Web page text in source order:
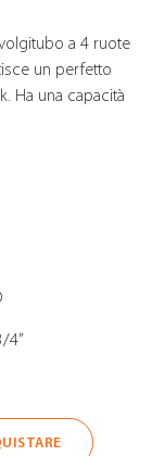
a 4 ruote
un perfetto
Ha una capacità
4”